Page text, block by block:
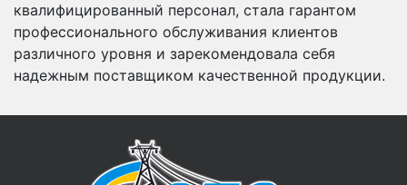
квалифицированный персонал, стала гарантом
профессионального обслуживания клиентов
различного уровня и зарекомендовала себя
надежным поставщиком качественной продукции.